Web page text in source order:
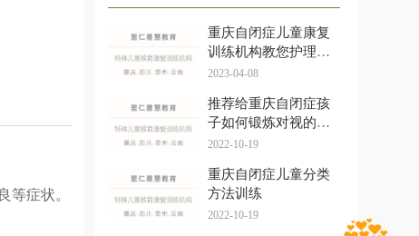
等症状。
重庆自闭症儿童康复
训练机构教您护理自
闭症患者不能做的事
2023-04-08
推荐给重庆自闭症孩
子如何锻炼对视的方
法
2022-10-19
重庆自闭症儿童分类
方法训练
2022-10-19